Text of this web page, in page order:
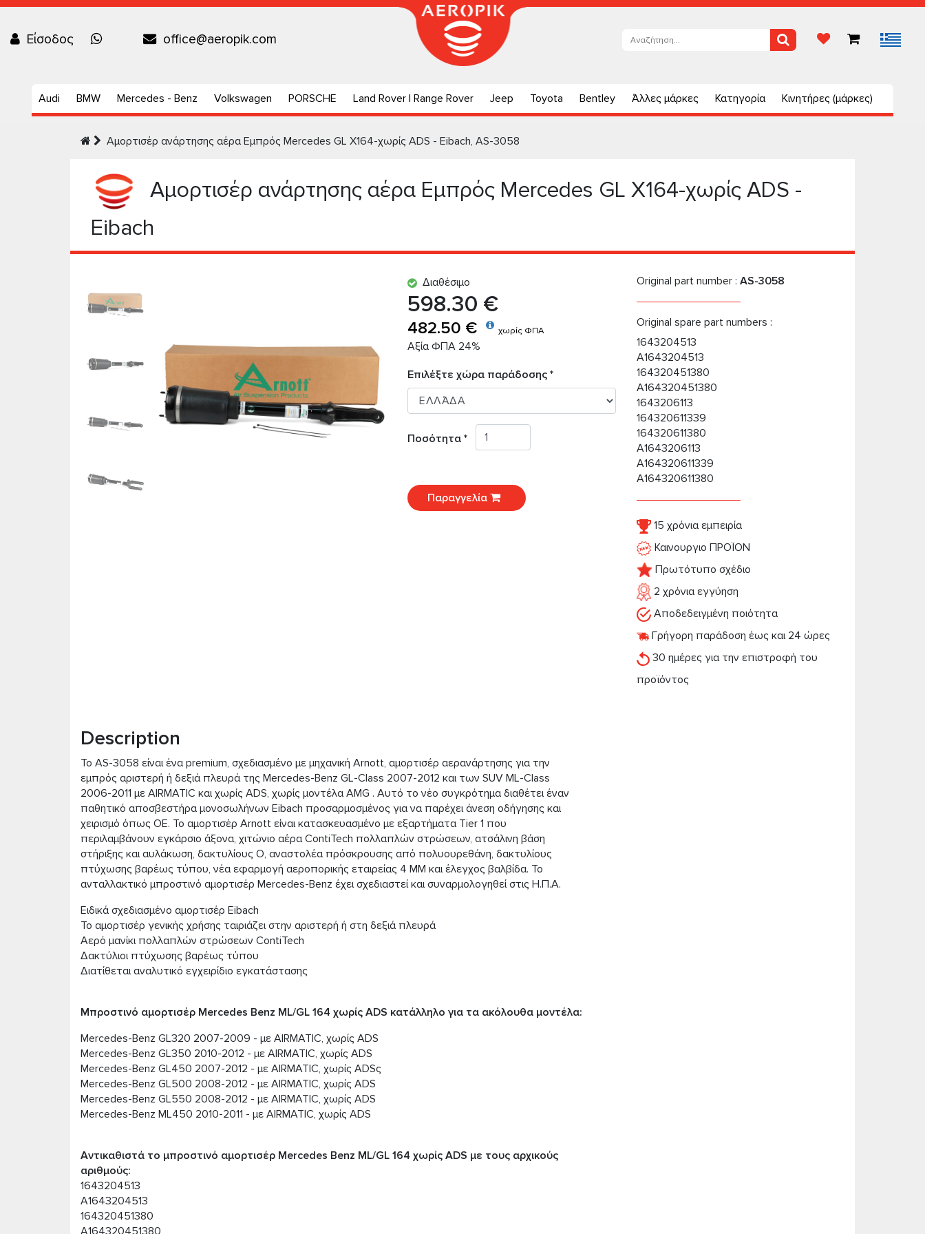
Είσοδος office@aeropik.com
Audi BMW Mercedes - Benz Volkswagen PORSCHE Land Rover | Range Rover Jeep Toyota Bentley Άλλες μάρκες Κατηγορία Κινητήρες (μάρκες)
Αμορτισέρ ανάρτησης αέρα Εμπρός Mercedes GL X164-χωρίς ADS - Eibach, AS-3058
Αμορτισέρ ανάρτησης αέρα Εμπρός Mercedes GL X164-χωρίς ADS -
Eibach
Διαθέσιμο
598.30 €
482.50 € χωρίς ΦΠΑ
Αξία ΦΠΑ 24%
Επιλέξτε χώρα παράδοσης *
Ποσότητα *
Παραγγελία
Original part number : AS-3058
Original spare part numbers :
1643204513
A1643204513
164320451380
A164320451380
1643206113
164320611339
164320611380
A1643206113
A164320611339
A164320611380
15 χρόνια εμπειρία
Καινουργιο ΠΡΟΪΟΝ
Πρωτότυπο σχέδιο
2 χρόνια εγγύηση
Αποδεδειγμένη ποιότητα
Γρήγορη παράδοση έως και 24 ώρες
30 ημέρες για την επιστροφή του
προϊόντος
Description
Το AS-3058 είναι ένα premium, σχεδιασμένο με μηχανική Arnott, αμορτισέρ αερανάρτησης για την
εμπρός αριστερή ή δεξιά πλευρά της Mercedes-Benz GL-Class 2007-2012 και των SUV ML-Class
2006-2011 με AIRMATIC και χωρίς ADS, χωρίς μοντέλα AMG . Αυτό το νέο συγκρότημα διαθέτει έναν
παθητικό αποσβεστήρα μονοσωλήνων Eibach προσαρμοσμένος για να παρέχει άνεση οδήγησης και
χειρισμό όπως OE. Το αμορτισέρ Arnott είναι κατασκευασμένο με εξαρτήματα Tier 1 που
περιλαμβάνουν εγκάρσιο άξονα, χιτώνιο αέρα ContiTech πολλαπλών στρώσεων, ατσάλινη βάση
στήριξης και αυλάκωση, δακτυλίους O, αναστολέα πρόσκρουσης από πολυουρεθάνη, δακτυλίους
πτύχωσης βαρέως τύπου, νέα εφαρμογή αεροπορικής εταιρείας 4 MM και έλεγχος βαλβίδα. Το
ανταλλακτικό μπροστινό αμορτισέρ Mercedes-Benz έχει σχεδιαστεί και συναρμολογηθεί στις Η.Π.Α.
Ειδικά σχεδιασμένο αμορτισέρ Eibach
Το αμορτισέρ γενικής χρήσης ταιριάζει στην αριστερή ή στη δεξιά πλευρά
Αερό μανίκι πολλαπλών στρώσεων ContiTech
Δακτύλιοι πτύχωσης βαρέως τύπου
Διατίθεται αναλυτικό εγχειρίδιο εγκατάστασης
Μπροστινό αμορτισέρ Mercedes Benz ML/GL 164 χωρίς ADS κατάλληλο για τα ακόλουθα μοντέλα:
Mercedes-Benz GL320 2007-2009 - με AIRMATIC, χωρίς ADS
Mercedes-Benz GL350 2010-2012 - με AIRMATIC, χωρίς ADS
Mercedes-Benz GL450 2007-2012 - με AIRMATIC, χωρίς ADSς
Mercedes-Benz GL500 2008-2012 - με AIRMATIC, χωρίς ADS
Mercedes-Benz GL550 2008-2012 - με AIRMATIC, χωρίς ADS
Mercedes-Benz ML450 2010-2011 - με AIRMATIC, χωρίς ADS
Αντικαθιστά το μπροστινό αμορτισέρ Mercedes Benz ML/GL 164 χωρίς ADS με τους αρχικούς
αριθμούς:
1643204513
A1643204513
164320451380
A164320451380